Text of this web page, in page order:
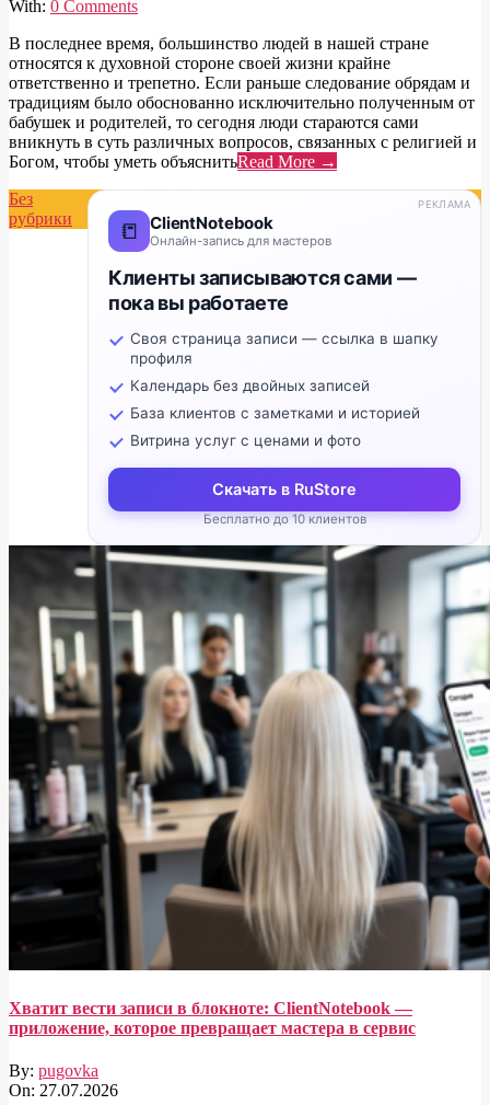
With: 0 Comments
В последнее время, большинство людей в нашей стране
относятся к духовной стороне своей жизни крайне
ответственно и трепетно. Если раньше следование обрядам и
традициям было обоснованно исключительно полученным от
бабушек и родителей, то сегодня люди стараются сами
вникнуть в суть различных вопросов, связанных с религией и
Богом, чтобы уметь объяснитьRead More →
📒 ClientNotebook
Онлайн-запись для мастеров
Клиенты записываются сами —
пока вы работаете
Своя страница записи — ссылка в шапку
профиля
Календарь без двойных записей
База клиентов с заметками и историей
Витрина услуг с ценами и фото
Скачать в RuStore
Бесплатно до 10 клиентов
РЕКЛАМА
Без
рубрики
Хватит вести записи в блокноте: ClientNotebook —
приложение, которое превращает мастера в сервис
By: pugovka
On: 27.07.2026